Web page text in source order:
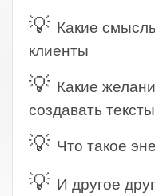
💡 Какие
клиенты
💡 Какие
создавать
💡 Что такое
💡 И другое